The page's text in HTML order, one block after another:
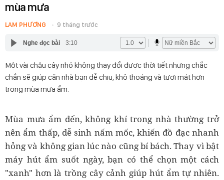
mùa mưa
LAM PHƯƠNG 9 tháng trước
Nghe đọc bài 3:10
Một vài chậu cây nhỏ không thay đổi được thời tiết nhưng chắc
chắn sẽ giúp căn nhà bạn dễ chịu, khô thoáng và tươi mát hơn
trong mùa mưa ẩm.
Mùa mưa ẩm đến, không khí trong nhà thường trở
nên ẩm thấp, dễ sinh nấm mốc, khiến đồ đạc nhanh
hỏng và không gian lúc nào cũng bí bách. Thay vì bật
máy hút ẩm suốt ngày, bạn có thể chọn một cách
"xanh" hơn là trồng cây cảnh giúp hút ẩm tự nhiên.